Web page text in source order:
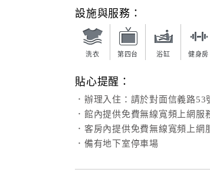
設施與服務：
洗衣 第四台 浴缸 健身房
貼心提醒：
．辦理入住：請於對面信義路53
．館內提供免費無線寬頻上網
．客房內提供免費無線寬頻上
．備有地下室停車場